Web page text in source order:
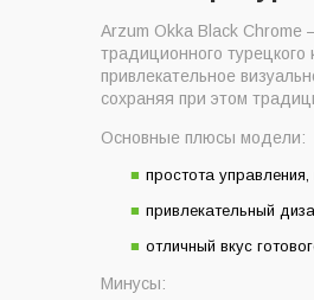
Arzum Okka Black Chrome
традиционного
привлекательное
сохраняя при этом
Основные плюсы модели:
простота
привлекательный
отличный вкус
Минусы: